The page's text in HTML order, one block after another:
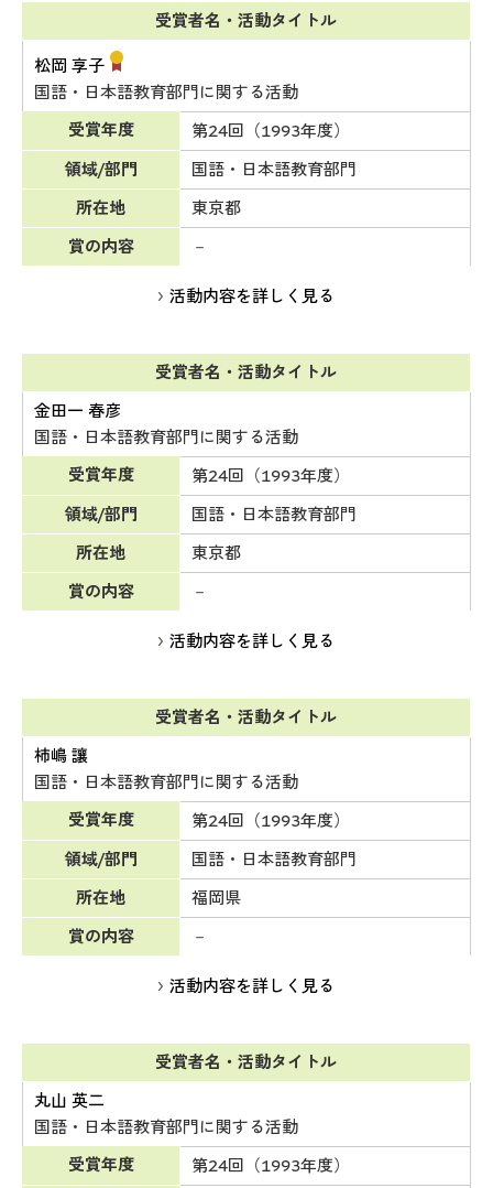
受賞者名・活動タイトル
松岡 享子
国語・日本語教育部門に関する活動
受賞年度
第24回（1993年度）
領域/部門
国語・日本語教育部門
所在地
東京都
賞の内容
－
活動内容を詳しく見る
受賞者名・活動タイトル
金田一 春彦
国語・日本語教育部門に関する活動
受賞年度
第24回（1993年度）
領域/部門
国語・日本語教育部門
所在地
東京都
賞の内容
－
活動内容を詳しく見る
受賞者名・活動タイトル
柿嶋 讓
国語・日本語教育部門に関する活動
受賞年度
第24回（1993年度）
領域/部門
国語・日本語教育部門
所在地
福岡県
賞の内容
－
活動内容を詳しく見る
受賞者名・活動タイトル
丸山 英二
国語・日本語教育部門に関する活動
受賞年度
第24回（1993年度）